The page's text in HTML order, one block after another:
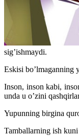
sig’ishmaydi.
Eskisi bo’lmaganning
Inson, inson kabi,
unda u o’zini
Yupunning birgina
Tamballarning ish